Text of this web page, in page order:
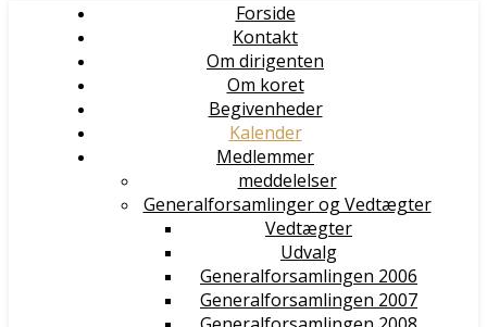
Forside
Kontakt
Om dirigenten
Om koret
Begivenheder
Kalender
Medlemmer
meddelelser
Generalforsamlinger og Vedtægter
Vedtægter
Udvalg
Generalforsamlingen 2006
Generalforsamlingen 2007